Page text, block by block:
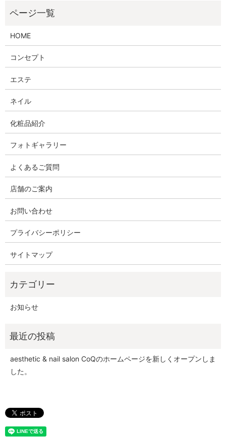
HOME
コンセプト
エステ
ネイル
化粧品紹介
フォトギャラリー
よくあるご質問
店舗のご案内
お問い合わせ
プライバシーポリシー
サイトマップ
お知らせ
aesthetic & nail salon CoQのホームページを新しくオープンしま
した。